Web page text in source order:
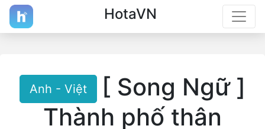
HotaVN
Anh - Việt
[ Song Ngữ ]
Thành phố thân